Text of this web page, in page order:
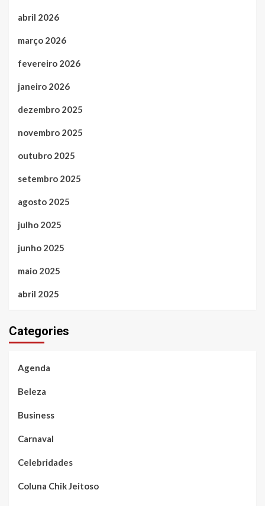
abril 2026
março 2026
fevereiro 2026
janeiro 2026
dezembro 2025
novembro 2025
outubro 2025
setembro 2025
agosto 2025
julho 2025
junho 2025
maio 2025
abril 2025
Categories
Agenda
Beleza
Business
Carnaval
Celebridades
Coluna Chik Jeitoso